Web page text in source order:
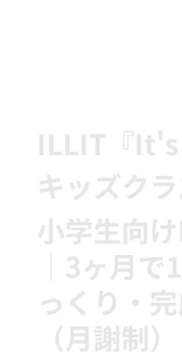
ILLIT『It's
キッズク
小学生向
｜3ヶ月
っくり・
（月謝制）